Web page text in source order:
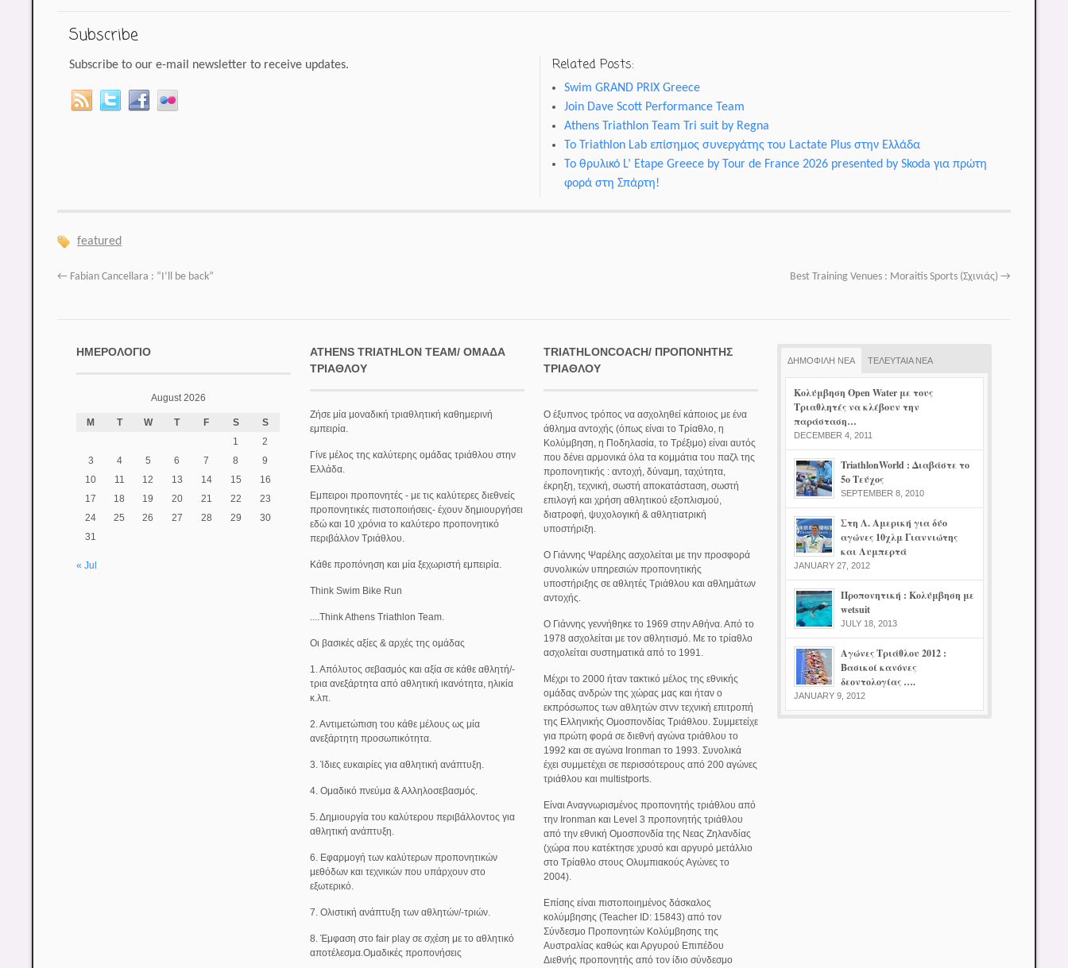
Subscribe
Subscribe to our e-mail newsletter to receive updates. Related Posts:
Swim GRAND PRIX Greece
Join Dave Scott Performance Team
Athens Triathlon Team Tri suit by Regna
Το Triathlon Lab επίσημος συνεργάτης του Lactate Plus στην Ελλάδα
Το θρυλικό L’ Etape Greece by Tour de France 2026 presented by Skoda για πρώτη
φορά στη Σπάρτη!
featured
← Fabian Cancellara : “I’ll be back” Best Training Venues : Moraitis Sports (Σχινιάς) →
ΗΜΕΡΟΛΌΓΙΟ
August 2026
M T W T F S
S
1
2
3
4 5 6 7 8
9
10
11 12 13 14 15
16
17
18 19 20 21 22
23
24
25 26 27 28 29
30
31
« Jul
ATHENS TRIATHLON TEAM/ ΟΜΆΔΑ
ΤΡΙΆΘΛΟΥ
Ζήσε μία μοναδική τριαθλητική καθημερινή
εμπειρία.
Γίνε μέλος της καλύτερης ομάδας τριάθλου στην
Ελλάδα.
Εμπειροι προπονητές - με τις καλύτερες διεθνείς
προπονητικές πιστοποιήσεις- έχουν δημιουργήσει
εδώ και 10 χρόνια το καλύτερο προπονητικό
περιβάλλον Τριάθλου.
Κάθε προπόνηση και μία ξεχωριστή εμπειρία.
Think Swim Bike Run
....Think Athens Triathlon Team.
Οι βασικές αξίες & αρχές της ομάδας
1. Απόλυτος σεβασμός και αξία σε κάθε αθλητή/-
τρια ανεξάρτητα από αθλητική ικανότητα, ηλικία
κ.λπ.
2. Αντιμετώπιση του κάθε μέλους ως μία
ανεξάρτητη προσωπικότητα.
3. Ίδιες ευκαιρίες για αθλητική ανάπτυξη.
4. Ομαδικό πνεύμα & Αλληλοσεβασμός.
5. Δημιουργία του καλύτερου περιβάλλοντος για
αθλητική ανάπτυξη.
6. Εφαρμογή των καλύτερων προπονητικών
μεθόδων και τεχνικών που υπάρχουν στο
εξωτερικό.
7. Ολιστική ανάπτυξη των αθλητών/-τριών.
8. Έμφαση στο fair play σε σχέση με το αθλητικό
αποτέλεσμα.Ομαδικές προπονήσεις
TRIATHLONCOACH/ ΠΡΟΠΟΝΗΤΉΣ
ΤΡΙΆΘΛΟΥ
Ο έξυπνος τρόπος να ασχοληθεί κάποιος με ένα
άθλημα αντοχής (όπως είναι το Τρίαθλο, η
Κολύμβηση, η Ποδηλασία, το Τρέξιμο) είναι αυτός
που δένει αρμονικά όλα τα κομμάτια του παζλ της
προπονητικής : αντοχή, δύναμη, ταχύτητα,
έκρηξη, τεχνική, σωστή αποκατάσταση, σωστή
επιλογή και χρήση αθλητικού εξοπλισμού,
διατροφή, ψυχολογική & αθλητιατρική
υποστήριξη.
O Γιάννης Ψαρέλης ασχολείται με την προσφορά
συνολικών υπηρεσιών προπονητικής
υποστήριξης σε αθλητές Τριάθλου και αθλημάτων
αντοχής.
O Γιάννης γεννήθηκε το 1969 στην Αθήνα. Από το
1978 ασχολείται με τον αθλητισμό. Με το τρίαθλο
ασχολείται συστηματικά από το 1991.
Μέχρι το 2000 ήταν τακτικό μέλος της εθνικής
ομάδας ανδρών της χώρας μας και ήταν ο
εκπρόσωπος των αθλητών στνν τεχνική επιτροπή
της Ελληνικής Ομοσπονδίας Τριάθλου. Συμμετείχε
για πρώτη φορά σε διεθνή αγώνα τριάθλου το
1992 και σε αγώνα Ironman το 1993. Συνολικά
έχει συμμετέχει σε περισσότερους από 200 αγώνες
τριάθλου και multistports.
Είναι Αναγνωρισμένος προπονητής τριάθλου από
την Ironman και Level 3 προπονητής τριάθλου
από την εθνική Ομοσπονδία της Νεας Ζηλανδίας
(χώρα που κατέκτησε χρυσό και αργυρό μετάλλιο
στο Τρίαθλο στους Ολυμπιακούς Αγώνες το
2004).
Επίσης είναι πιστοποιημένος δάσκαλος
κολύμβησης (Teacher ID: 15843) από τον
Σύνδεσμο Προπονητών Κολύμβησης της
Αυστραλίας καθώς και Αργυρού Επιπέδου
Διεθνής προπονητής από τον ίδιο σύνδεσμο
ΔΗΜΟΦΙΛΗ ΝΕΑ ΤΕΛΕΥΤΑΙΑ ΝΕΑ
Κολύμβηση Open Water με τους
Τριαθλητές να κλέβουν την
παράσταση…
DECEMBER 4, 2011
TriathlonWorld : Διαβάστε το
5ο Τεύχος
SEPTEMBER 8, 2010
Στη Λ. Αμερική για δύο
αγώνες 10χλμ Γιαννιώτης
και Λυμπερτά
JANUARY 27, 2012
Προπονητική : Κολύμβηση με
wetsuit
JULY 18, 2013
Αγώνες Τριάθλου 2012 :
Βασικοί κανόνες
δεοντολογίας ….
JANUARY 9, 2012